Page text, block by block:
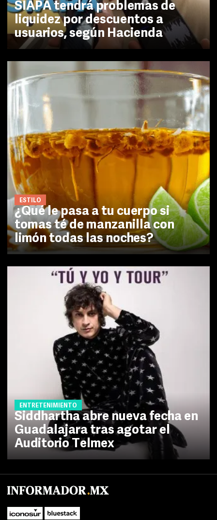
SIAPA tendrá problemas de
liquidez por descuentos a
usuarios, según Hacienda
ESTILO
¿Qué le pasa a tu cuerpo si
tomas té de manzanilla con
limón todas las noches?
ENTRETENIMIENTO
Siddhartha abre nueva fecha en
Guadalajara tras agotar el
Auditorio Telmex